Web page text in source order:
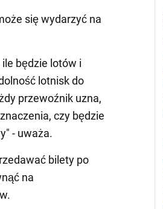
się wydarzyć na
będzie lotów i
lotnisk do
przewoźnik uzna,
czy będzie
- uważa.
bilety po
na